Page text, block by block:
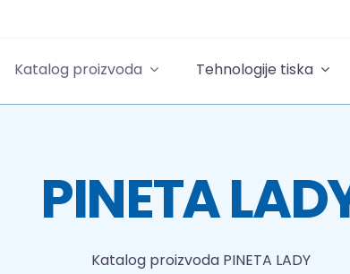
Katalog proizvoda Tehnologije tiska
PINETA
Katalog proizvoda PINETA LADY